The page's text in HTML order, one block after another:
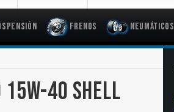
Frenos Neumáticos
15W-40 SHELL